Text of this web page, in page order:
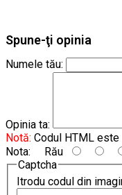
Spune-ţi opinia
Numele tău:
Opinia ta:
Notă: Codul HTML
Nota: Rău
Captcha
Itrodu codul din